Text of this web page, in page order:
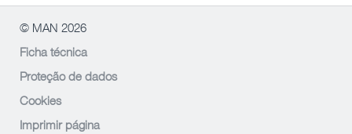
© MAN 2026
Ficha técnica
Proteção de dados
Cookies
Imprimir página